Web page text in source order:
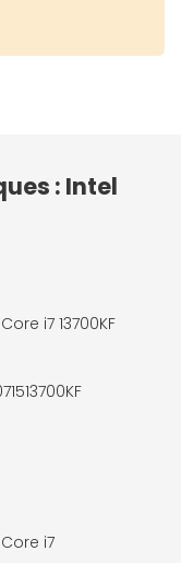
: Intel
i7 13700KF
i7